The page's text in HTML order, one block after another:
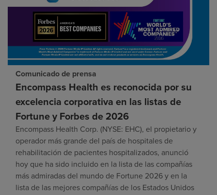
Comunicado de prensa
Encompass Health es reconocida por su
excelencia corporativa en las listas de
Fortune y Forbes de 2026
Encompass Health Corp. (NYSE: EHC), el propietario y
operador más grande del país de hospitales de
rehabilitación de pacientes hospitalizados, anunció
hoy que ha sido incluido en la lista de las compañías
más admiradas del mundo de Fortune 2026 y en la
lista de las mejores compañías de los Estados Unidos